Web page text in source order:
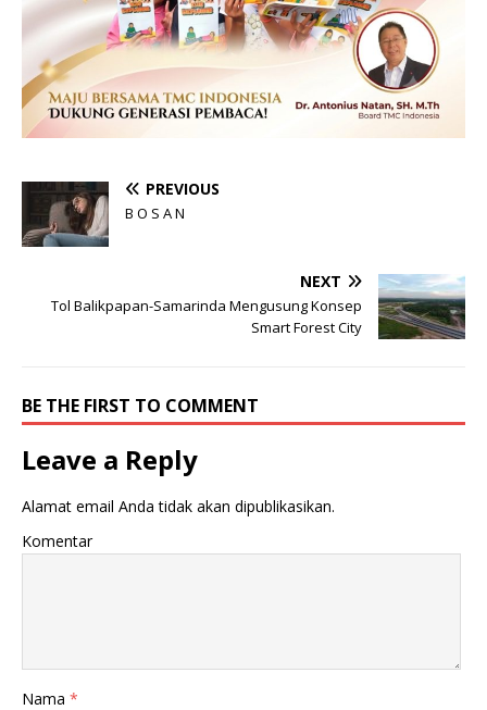
PREVIOUS
B O S A N
NEXT
Tol Balikpapan-Samarinda Mengusung Konsep
Smart Forest City
BE THE FIRST TO COMMENT
Leave a Reply
Alamat email Anda tidak akan dipublikasikan.
Komentar
Nama *